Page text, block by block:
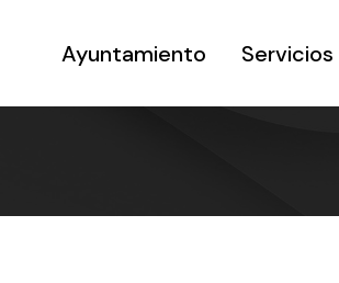
Ayuntamiento